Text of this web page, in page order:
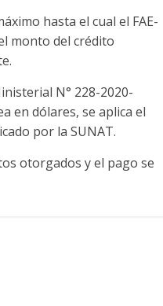
hasta el cual el FAE-
monto del crédito
N° 228-2020-
en dólares, se aplica el
por la SUNAT.
otorgados y el pago se